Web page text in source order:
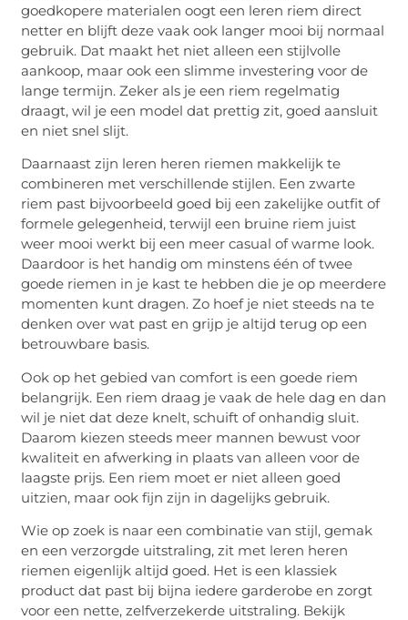
goedkopere materialen oogt een leren riem direct
netter en blijft deze vaak ook langer mooi bij normaal
gebruik. Dat maakt het niet alleen een stijlvolle
aankoop, maar ook een slimme investering voor de
lange termijn. Zeker als je een riem regelmatig
draagt, wil je een model dat prettig zit, goed aansluit
en niet snel slijt.
Daarnaast zijn leren heren riemen makkelijk te
combineren met verschillende stijlen. Een zwarte
riem past bijvoorbeeld goed bij een zakelijke outfit of
formele gelegenheid, terwijl een bruine riem juist
weer mooi werkt bij een meer casual of warme look.
Daardoor is het handig om minstens één of twee
goede riemen in je kast te hebben die je op meerdere
momenten kunt dragen. Zo hoef je niet steeds na te
denken over wat past en grijp je altijd terug op een
betrouwbare basis.
Ook op het gebied van comfort is een goede riem
belangrijk. Een riem draag je vaak de hele dag en dan
wil je niet dat deze knelt, schuift of onhandig sluit.
Daarom kiezen steeds meer mannen bewust voor
kwaliteit en afwerking in plaats van alleen voor de
laagste prijs. Een riem moet er niet alleen goed
uitzien, maar ook fijn zijn in dagelijks gebruik.
Wie op zoek is naar een combinatie van stijl, gemak
en een verzorgde uitstraling, zit met leren heren
riemen eigenlijk altijd goed. Het is een klassiek
product dat past bij bijna iedere garderobe en zorgt
voor een nette, zelfverzekerde uitstraling. Bekijk